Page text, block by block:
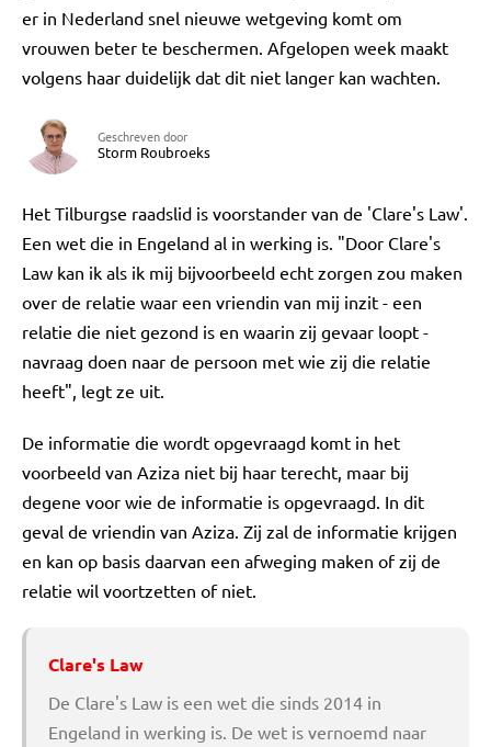
er in Nederland snel nieuwe wetgeving komt om
vrouwen beter te beschermen. Afgelopen week maakt
volgens haar duidelijk dat dit niet langer kan wachten.
Geschreven door
Storm Roubroeks
Het Tilburgse raadslid is voorstander van de 'Clare's Law'.
Een wet die in Engeland al in werking is. "Door Clare's
Law kan ik als ik mij bijvoorbeeld echt zorgen zou maken
over de relatie waar een vriendin van mij inzit - een
relatie die niet gezond is en waarin zij gevaar loopt -
navraag doen naar de persoon met wie zij die relatie
heeft", legt ze uit.
De informatie die wordt opgevraagd komt in het
voorbeeld van Aziza niet bij haar terecht, maar bij
degene voor wie de informatie is opgevraagd. In dit
geval de vriendin van Aziza. Zij zal de informatie krijgen
en kan op basis daarvan een afweging maken of zij de
relatie wil voortzetten of niet.
Clare's Law
De Clare's Law is een wet die sinds 2014 in
Engeland in werking is. De wet is vernoemd naar